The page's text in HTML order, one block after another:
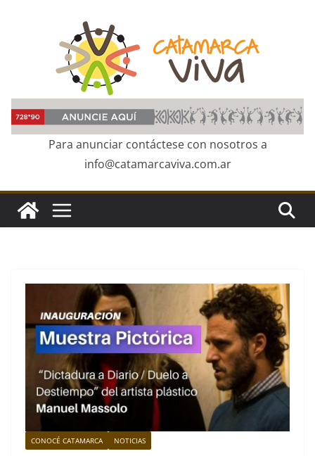
Para anunciar contáctese con nosotros a
info@catamarcaviva.com.ar
CONOCÉ CATAMARCA NOTICIAS